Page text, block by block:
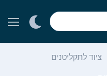
ציוד לתקליטנים